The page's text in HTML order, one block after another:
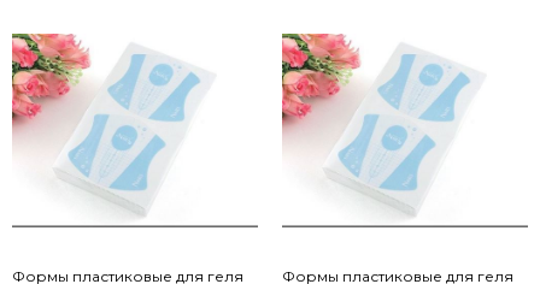
Формы пластиковые для геля
Формы пластиковые для геля